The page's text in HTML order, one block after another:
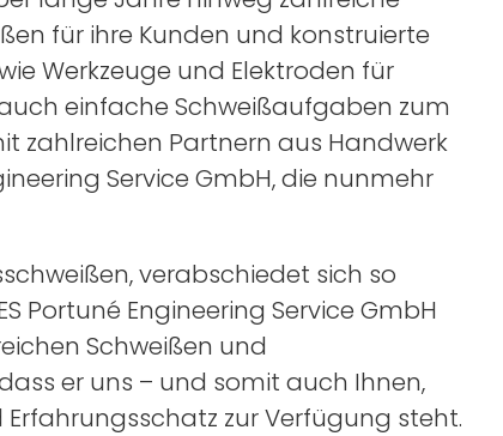
für ihre Kunden und konstruierte
Werkzeuge und Elektroden für
einfache Schweißaufgaben zum
zahlreichen Partnern aus Handwerk
Service GmbH, die nunmehr
verabschiedet sich so
Portuné Engineering Service GmbH
Schweißen und
er uns – und somit auch Ihnen,
zur Verfügung steht.